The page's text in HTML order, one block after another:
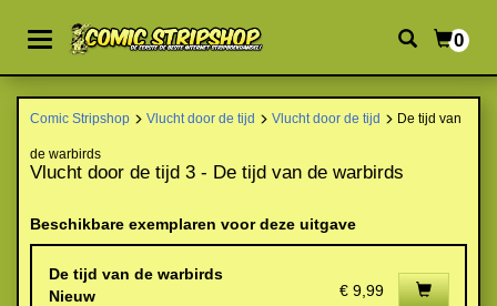
0
Comic Stripshop Vlucht door de tijd Vlucht door de tijd De tijd van
de warbirds
Vlucht door de tijd 3 - De tijd van de warbirds
Beschikbare exemplaren voor deze uitgave
De tijd van de warbirds
Nieuw
€ 9,99